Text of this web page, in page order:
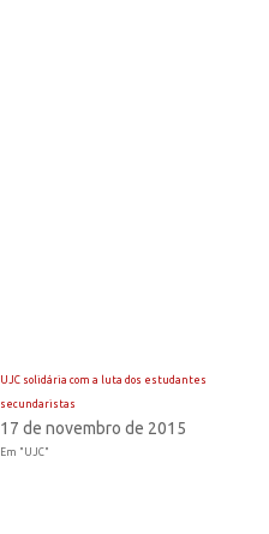
UJC solidária com a luta dos estudantes
secundaristas
17 de novembro de 2015
Em "UJC"